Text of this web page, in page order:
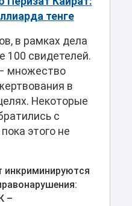
тенге
в рамках дела
100 свидетелей.
множество
в
Некоторые
с
этого не
инкриминируются
–